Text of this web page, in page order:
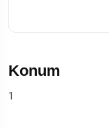
Konum
1